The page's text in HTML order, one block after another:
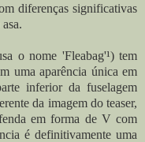
diferenças significativas
o nome 'Fleabag'¹) tem
uma aparência única em
inferior da fuselagem
da imagem do teaser,
em forma de V com
é definitivamente uma